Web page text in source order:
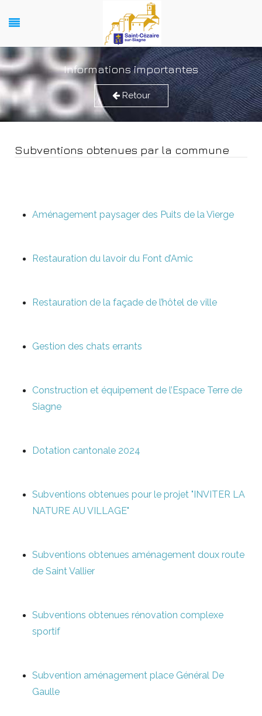
Informations importantes
Retour
Subventions obtenues par la commune
Aménagement paysager des Puits de la Vierge
Restauration du lavoir du Font d’Amic
Restauration de la façade de l’hôtel de ville
Gestion des chats errants
Construction et équipement de l’Espace Terre de
Siagne
Dotation cantonale 2024
Subventions obtenues pour le projet "INVITER LA
NATURE AU VILLAGE"
Subventions obtenues aménagement doux route
de Saint Vallier
Subventions obtenues rénovation complexe
sportif
Subvention aménagement place Général De
Gaulle